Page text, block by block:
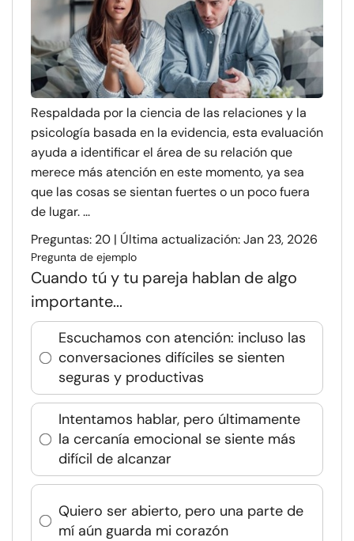
Respaldada por la ciencia de las relaciones y la
psicología basada en la evidencia, esta evaluación
ayuda a identificar el área de su relación que
merece más atención en este momento, ya sea
que las cosas se sientan fuertes o un poco fuera
de lugar. ...
Preguntas: 20 | Última actualización: Jan 23, 2026
Pregunta de ejemplo
Cuando tú y tu pareja hablan de algo
importante...
Escuchamos con atención: incluso las
conversaciones difíciles se sienten
seguras y productivas
Intentamos hablar, pero últimamente
la cercanía emocional se siente más
difícil de alcanzar
Quiero ser abierto, pero una parte de
mí aún guarda mi corazón